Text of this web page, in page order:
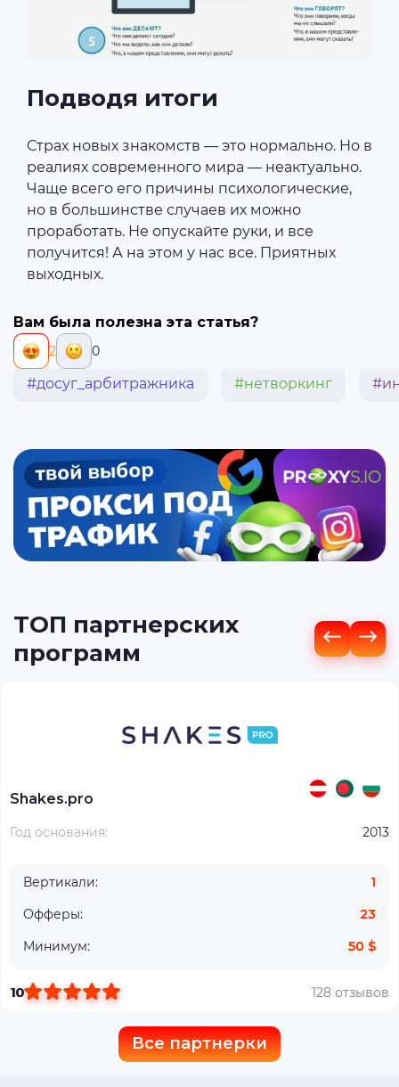
Подводя итоги
Страх новых знакомств — это нормально. Но в
реалиях современного мира — неактуально.
Чаще всего его причины психологические,
но в большинстве случаев их можно
проработать. Не опускайте руки, и все
получится! А на этом у нас все. Приятных
выходных.
Вам была полезна эта статья?
2 0
#досуг_арбитражника #нетворкинг
ТОП партнерских
программ
Shakes.pro
Год основания: 2013
Вертикали:
1
Офферы:
23
Минимум:
50 $
10 128 отзывов
Все партнерки